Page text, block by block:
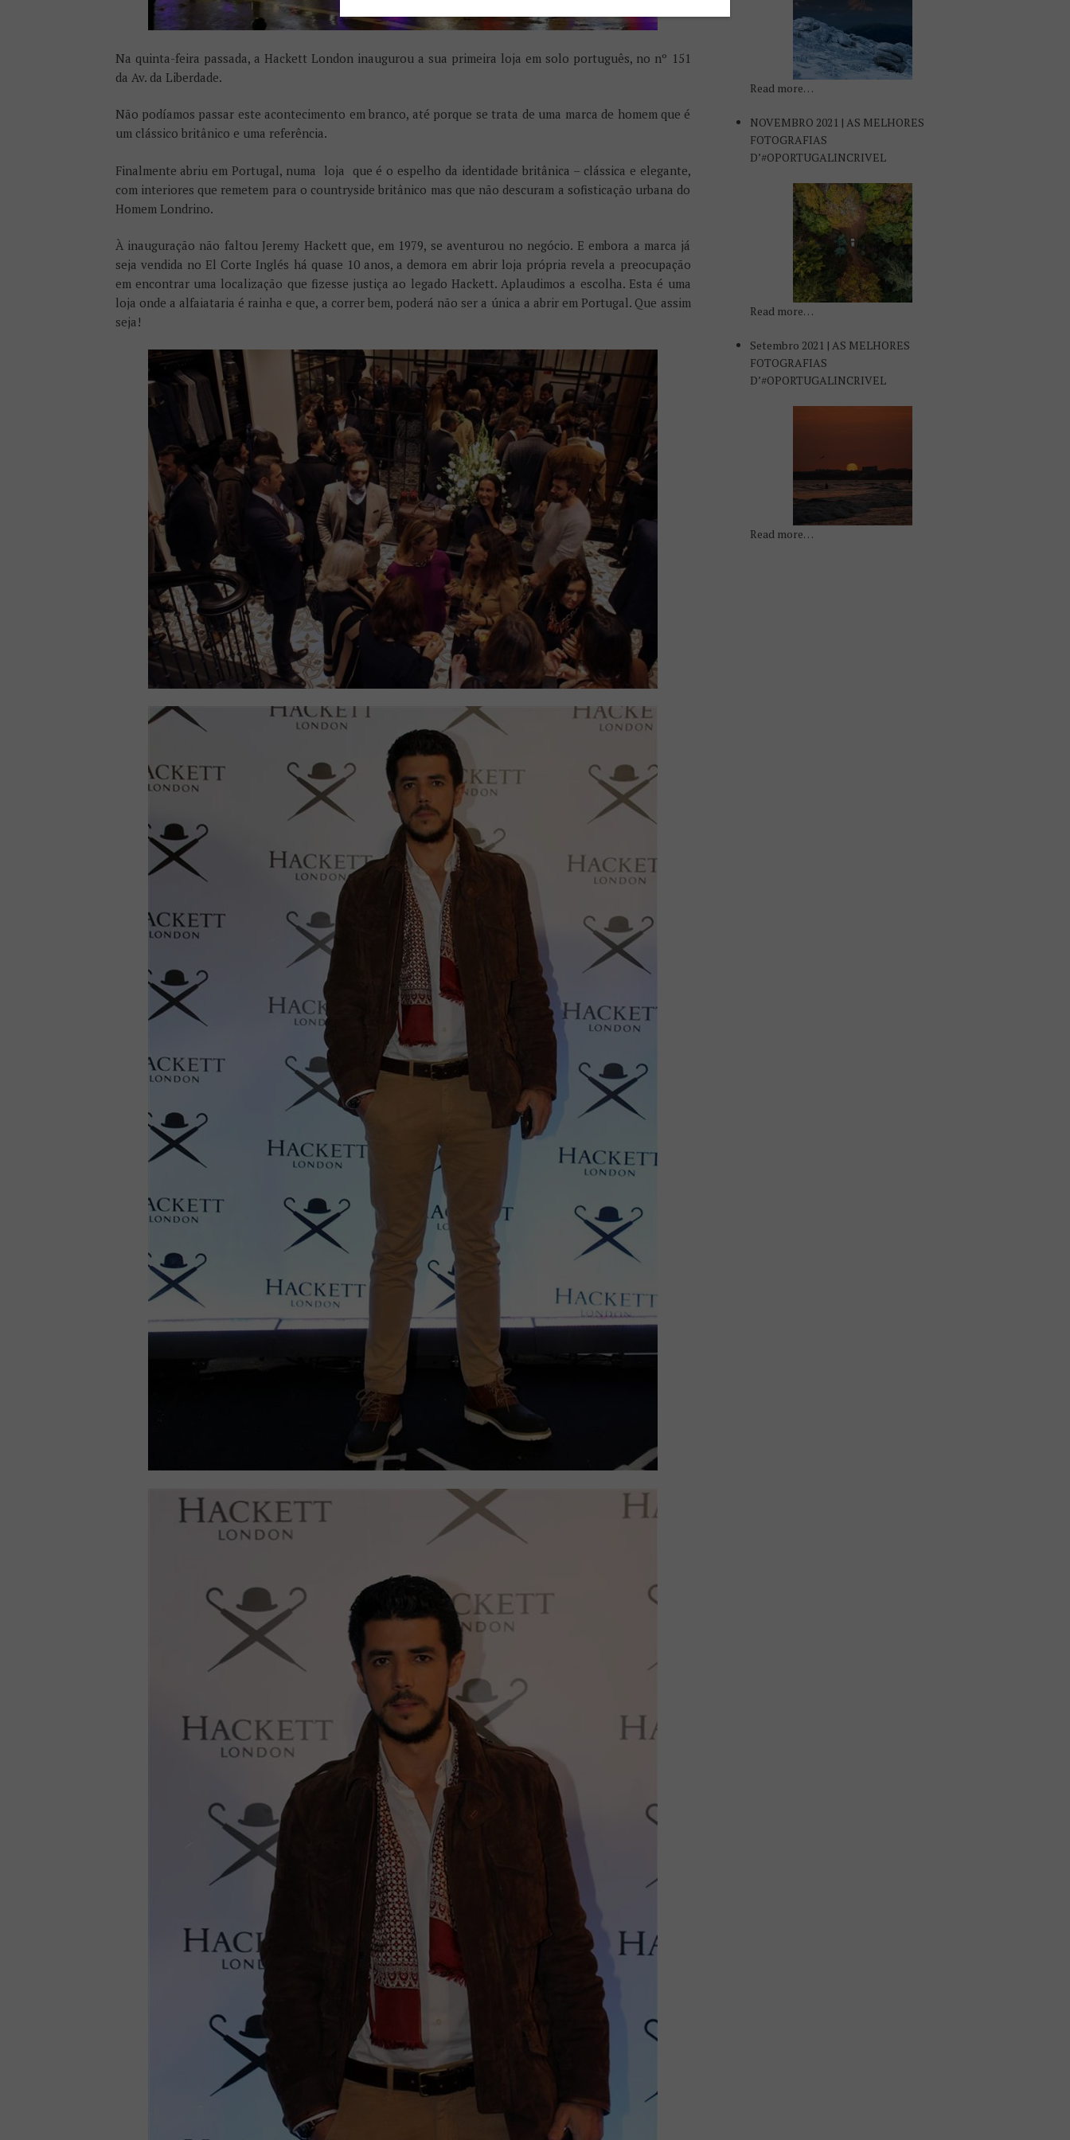
Na quinta-feira passada, a Hackett London inaugurou a sua primeira loja em solo português, no nº 151
da Av. da Liberdade.
Não podíamos passar este acontecimento em branco, até porque se trata de uma marca de homem que é
um clássico britânico e uma referência.
Finalmente abriu em Portugal, numa loja que é o espelho da identidade britânica – clássica e elegante,
com interiores que remetem para o countryside britânico mas que não descuram a sofisticação urbana do
Homem Londrino.
À inauguração não faltou Jeremy Hackett que, em 1979, se aventurou no negócio. E embora a marca já
seja vendida no El Corte Inglés há quase 10 anos, a demora em abrir loja própria revela a preocupação
em encontrar uma localização que fizesse justiça ao legado Hackett.Aplaudimos a escolha. Esta é uma
loja onde a alfaiataria é rainha e que, a correr bem, poderá não ser a única a abrir em Portugal. Que assim
seja!
Read more…
NOVEMBRO 2021 | AS MELHORES
FOTOGRAFIAS
D’#OPORTUGALINCRIVEL
Read more…
Setembro 2021 | AS MELHORES
FOTOGRAFIAS
D’#OPORTUGALINCRIVEL
Read more…